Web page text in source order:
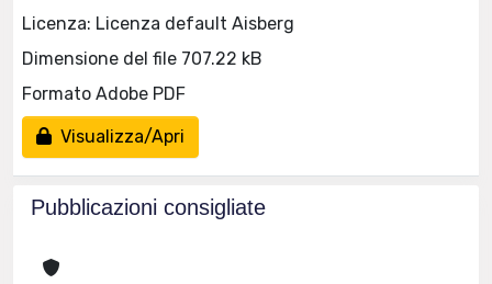
Licenza: Licenza default Aisberg
Dimensione del file 707.22 kB
Formato Adobe PDF
Visualizza/Apri
Pubblicazioni consigliate